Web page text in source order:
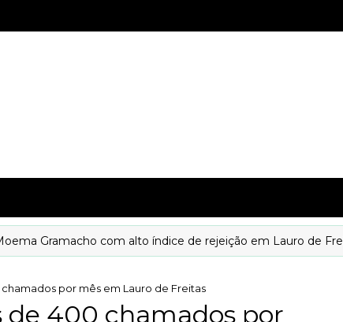
Gramacho com alto índice de rejeição em Lauro de Freitas
por mês em Lauro de Freitas
de 400 chamados por